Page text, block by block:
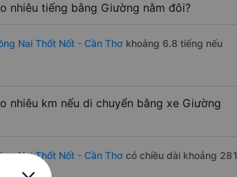
nhiêu tiếng bằng Giường nằm đôi?
Nai Thốt Nốt - Cần Thơ khoảng 6.8 tiếng nếu
nhiêu km nếu di chuyển bằng xe Giường
Nai Thốt Nốt - Cần Thơ có chiều dài khoảng 281